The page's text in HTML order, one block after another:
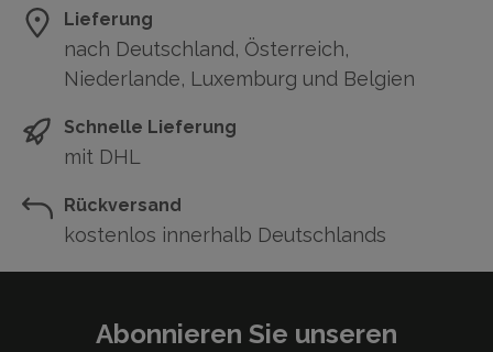
Lieferung
nach Deutschland, Österreich,
Niederlande, Luxemburg und Belgien
Schnelle Lieferung
mit DHL
Rückversand
kostenlos innerhalb Deutschlands
Abonnieren Sie unseren